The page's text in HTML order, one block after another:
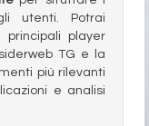
utenti. Potrai
player
TG e la
più rilevanti
e analisi